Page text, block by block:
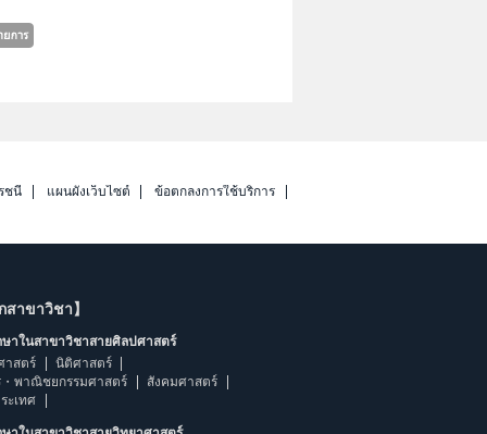
ชนี แผนผังเว็บไซต์ ข้อตกลงการใช้บริการ
าขาวิชา】
าในสาขาวิชาสายศิลปศาสตร์
าสตร์
นิติศาสตร์
・พาณิชยกรรมศาสตร์
สังคมศาสตร์
ะเทศ